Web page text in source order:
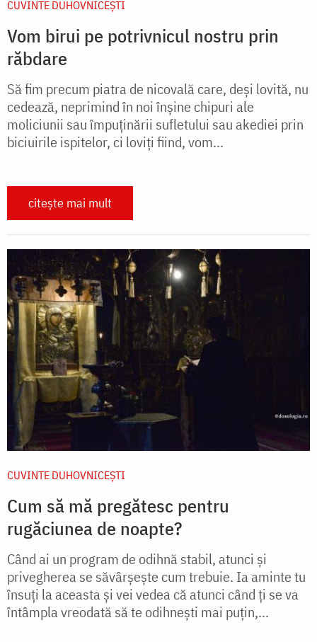
CUVINTE DUHOVNICEȘTI
Vom birui pe potrivnicul nostru prin
răbdare
Să fim precum piatra de nicovală care, deși lovită, nu
cedează, neprimind în noi înșine chipuri ale
moliciunii sau împuținării sufletului sau akediei prin
biciuirile ispitelor, ci loviți fiind, vom...
citește mai mult
CUVINTE DUHOVNICEȘTI
Cum să mă pregătesc pentru
rugăciunea de noapte?
Când ai un program de odihnă stabil, atunci și
privegherea se săvârșește cum trebuie. Ia aminte tu
însuți la aceasta și vei vedea că atunci când ți se va
întâmpla vreodată să te odihnești mai puțin,...